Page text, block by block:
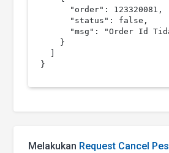
      "order": 123320081,
      "status": false,
"msg": "Order Id
    }
Melakukan Request Cancel